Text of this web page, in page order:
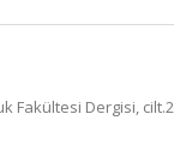
Fakültesi Dergisi,